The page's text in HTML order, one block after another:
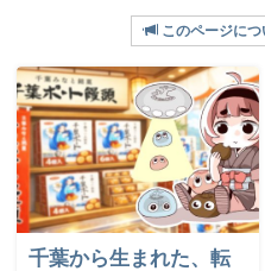
このページにつ
千葉から生まれた、転